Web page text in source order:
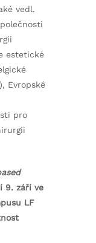
vedl.
estetické
Evropské
pro
9. září ve
LF